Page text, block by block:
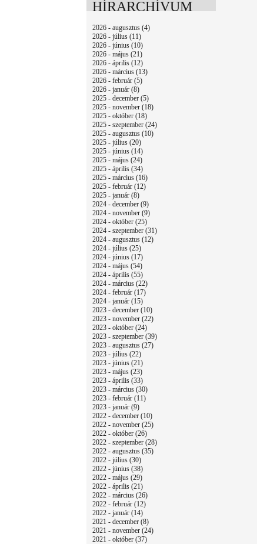
HÍRARCHÍVUM
2026 - augusztus (4)
2026 - július (11)
2026 - június (10)
2026 - május (21)
2026 - április (12)
2026 - március (13)
2026 - február (5)
2026 - január (8)
2025 - december (5)
2025 - november (18)
2025 - október (18)
2025 - szeptember (24)
2025 - augusztus (10)
2025 - július (20)
2025 - június (14)
2025 - május (24)
2025 - április (34)
2025 - március (16)
2025 - február (12)
2025 - január (8)
2024 - december (9)
2024 - november (9)
2024 - október (25)
2024 - szeptember (31)
2024 - augusztus (12)
2024 - július (25)
2024 - június (17)
2024 - május (54)
2024 - április (55)
2024 - március (22)
2024 - február (17)
2024 - január (15)
2023 - december (10)
2023 - november (22)
2023 - október (24)
2023 - szeptember (39)
2023 - augusztus (27)
2023 - július (22)
2023 - június (21)
2023 - május (23)
2023 - április (33)
2023 - március (30)
2023 - február (11)
2023 - január (9)
2022 - december (10)
2022 - november (25)
2022 - október (26)
2022 - szeptember (28)
2022 - augusztus (35)
2022 - július (30)
2022 - június (38)
2022 - május (29)
2022 - április (21)
2022 - március (26)
2022 - február (12)
2022 - január (14)
2021 - december (8)
2021 - november (24)
2021 - október (37)